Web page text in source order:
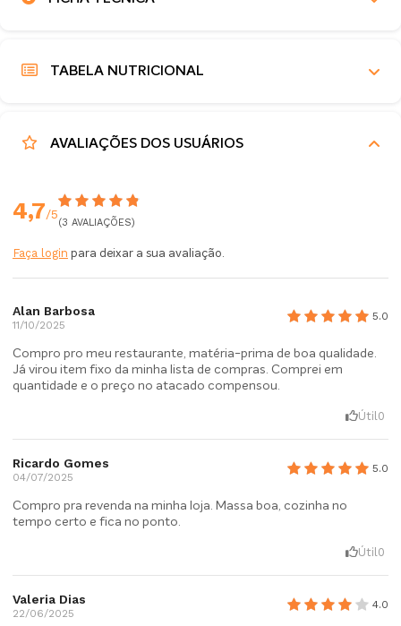
TABELA NUTRICIONAL
AVALIAÇÕES DOS USUÁRIOS
4,7/5
(3 AVALIAÇÕES)
Faça login para deixar a sua avaliação.
Alan Barbosa
11/10/2025
5.0
Compro pro meu restaurante, matéria-prima de boa qualidade.
Já virou item fixo da minha lista de compras. Comprei em
quantidade e o preço no atacado compensou.
Útil 0
Ricardo Gomes
04/07/2025
5.0
Compro pra revenda na minha loja. Massa boa, cozinha no
tempo certo e fica no ponto.
Útil 0
Valeria Dias
22/06/2025
4.0